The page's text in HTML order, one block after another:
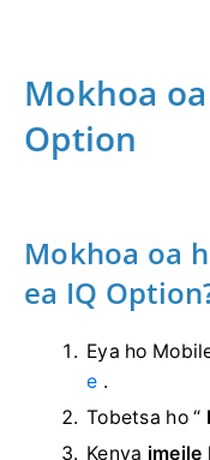
Mokhoa
Option
Mokhoa oa
ea IQ
Eya ho
e .
Tobetsa ho “
Kenya imeile